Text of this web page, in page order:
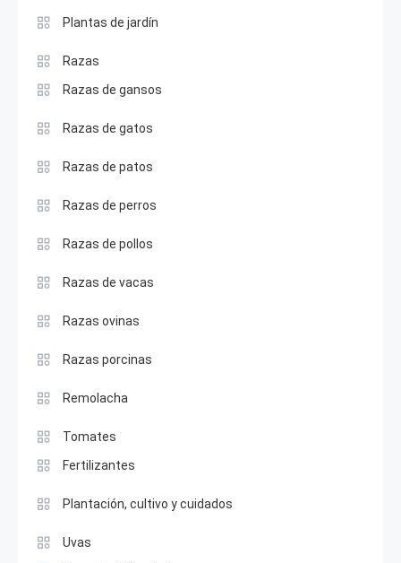
Plantas de jardín
Razas
Razas de gansos
Razas de gatos
Razas de patos
Razas de perros
Razas de pollos
Razas de vacas
Razas ovinas
Razas porcinas
Remolacha
Tomates
Fertilizantes
Plantación, cultivo y cuidados
Uvas